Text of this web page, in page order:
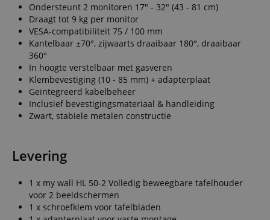
Ondersteunt 2 monitoren 17" - 32" (43 - 81 cm)
Draagt tot 9 kg per monitor
VESA-compatibiliteit 75 / 100 mm
Kantelbaar ±70°, zijwaarts draaibaar 180°, draaibaar
360°
In hoogte verstelbaar met gasveren
Klembevestiging (10 - 85 mm) + adapterplaat
Geïntegreerd kabelbeheer
Inclusief bevestigingsmateriaal & handleiding
Zwart, stabiele metalen constructie
Levering
1 x my wall HL 50-2 Volledig beweegbare tafelhouder
voor 2 beeldschermen
1 x schroefklem voor tafelbladen